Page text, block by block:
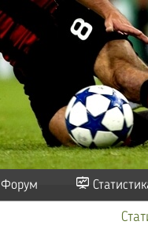
Форум